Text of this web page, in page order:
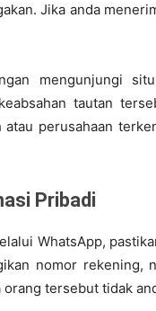
Jika anda
mengunjungi
tautan
perusahaan
Pribadi
WhatsApp,
nomor rekening,
tersebut tidak